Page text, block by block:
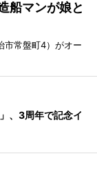
船マンが娘と
市常盤町4）がオー
、3周年で記念イ